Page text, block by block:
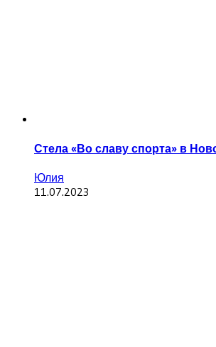
Стела «Во славу спорта» в
Юлия
11.07.2023